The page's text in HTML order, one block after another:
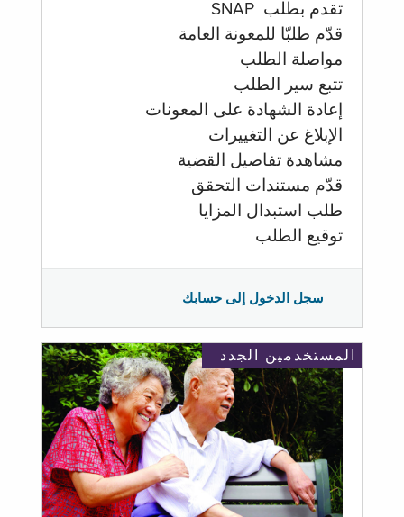
تقدم بطلب SNAP
قدّم طلبّا للمعونة العامة
مواصلة الطلب
تتبع سير الطلب
إعادة الشهادة على المعونات
الإبلاغ عن التغييرات
مشاهدة تفاصيل القضية
قدّم مستندات التحقق
طلب استبدال المزايا
توقيع الطلب
سجل الدخول إلى حسابك
المستخدمين الجدد